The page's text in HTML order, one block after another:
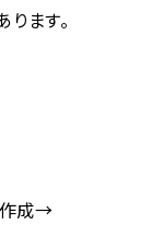
ます。
成→